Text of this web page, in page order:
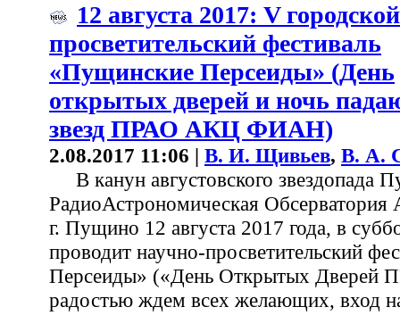
12 августа 2017: V
просветительский фестиваль
«Пущинские Персеиды» (День
открытых дверей и ночь
звезд ПРАО АКЦ ФИАН)
2.08.2017 11:06 | В. И. Щивьев, В. А.
В канун августовского звездопада
РадиоАстрономическая
г. Пущино 12 августа 2017 года, в
проводит научно-просветительский
Персеиды» («День Открытых Дверей
радостью ждем всех желающих, вход